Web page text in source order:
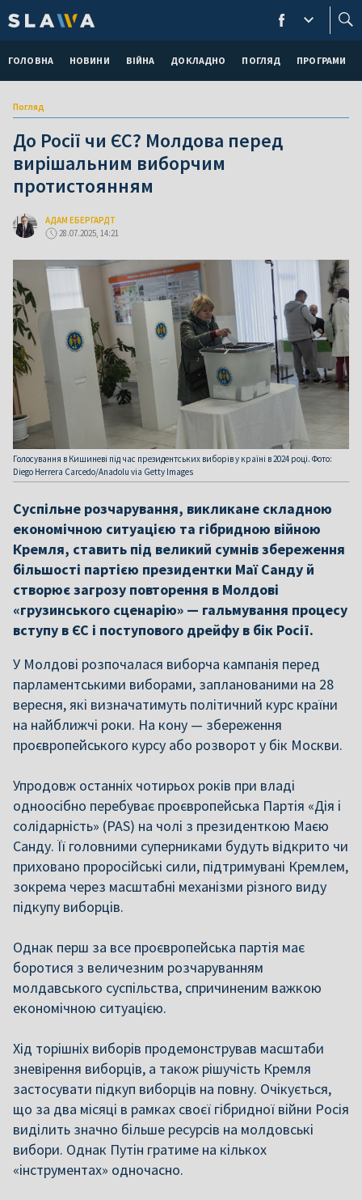
ГОЛОВНА НОВИНИ ВІЙНА ДОКЛАДНО ПОГЛЯД ПРОГРАМИ
Погляд
До Росії чи ЄС? Молдова перед
вирішальним виборчим
протистоянням
АДАМ ЕБЕРГАРДТ
28.07.2025, 14:21
Голосування в Кишиневі під час президентських виборів у країні в 2024 році. Фото:
Diego Herrera Carcedo/Anadolu via Getty Images
Суспільне розчарування, викликане складною
економічною ситуацією та гібридною війною
Кремля, ставить під великий сумнів збереження
більшості партією президентки Маї Санду й
створює загрозу повторення в Молдові
«грузинського сценарію» — гальмування процесу
вступу в ЄС і поступового дрейфу в бік Росії.
У Молдові розпочалася виборча кампанія перед
парламентськими виборами, запланованими на 28
вересня, які визначатимуть політичний курс країни
на найближчі роки. На кону — збереження
проєвропейського курсу або розворот у бік Москви.
Упродовж останніх чотирьох років при владі
одноосібно перебуває проєвропейська Партія «Дія і
солідарність» (PAS) на чолі з президенткою Маєю
Санду. Її головними суперниками будуть відкрито чи
приховано проросійські сили, підтримувані Кремлем,
зокрема через масштабні механізми різного виду
підкупу виборців.
Однак перш за все проєвропейська партія має
боротися з величезним розчаруванням
молдавського суспільства, спричиненим важкою
економічною ситуацією.
Хід торішніх виборів продемонстрував масштаби
зневірення виборців, а також рішучість Кремля
застосувати підкуп виборців на повну. Очікується,
що за два місяці в рамках своєї гібридної війни Росія
виділить значно більше ресурсів на молдовські
вибори. Однак Путін гратиме на кількох
«інструментах» одночасно.